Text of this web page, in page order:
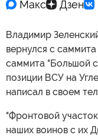
Владимир
вернулся с
саммита "Большой
позиции ВСУ на
написал в своем
"Фронтовой
наших воинов с их